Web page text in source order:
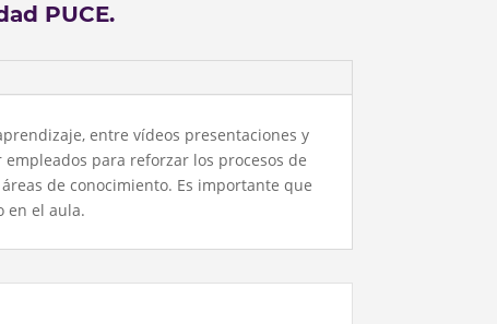
PUCE.
entre vídeos presentaciones y
para reforzar los procesos de
de conocimiento. Es importante que
en el aula.